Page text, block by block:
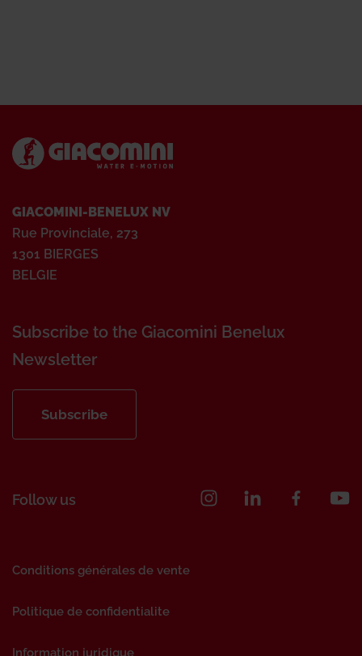
GIACOMINI-BENELUX NV
Rue Provinciale, 273
1301 BIERGES
BELGIE
Subscribe to the Giacomini Benelux
Newsletter
Subscribe
Follow us
Conditions générales de vente
Politique de confidentialite
Information juridique